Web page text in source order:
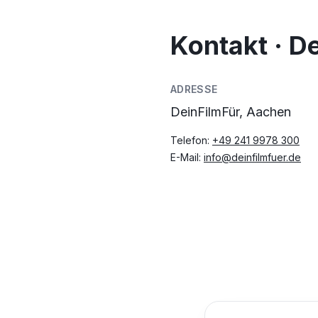
Kontakt ·
ADRESSE
DeinFilmFür, Aachen
Telefon: +49 241 9978 300
E-Mail: info@deinfilmfuer.de